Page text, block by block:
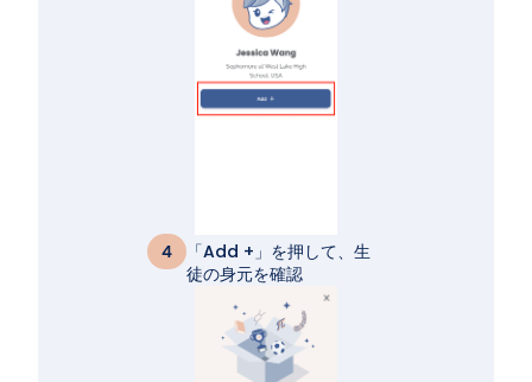
4
「Add +」を押して、生
徒の身元を確認